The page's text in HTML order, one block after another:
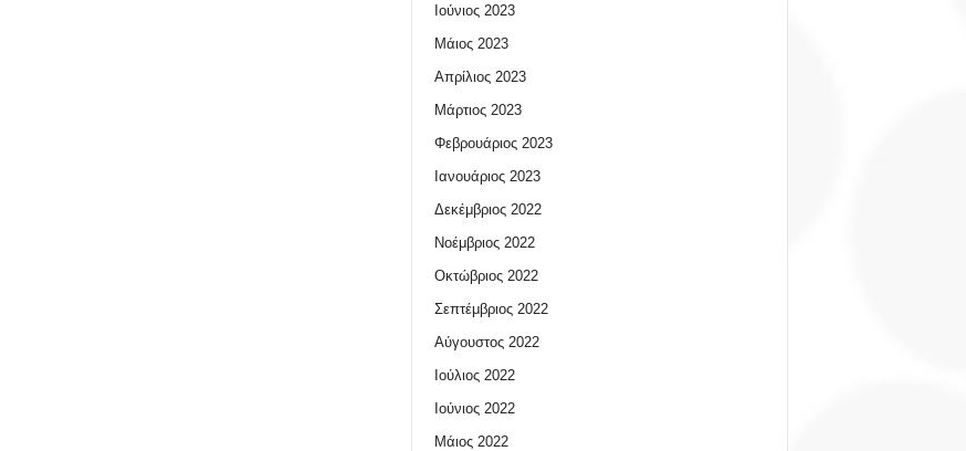
Ιούνιος 2023
Μάιος 2023
Απρίλιος 2023
Μάρτιος 2023
Φεβρουάριος 2023
Ιανουάριος 2023
Δεκέμβριος 2022
Νοέμβριος 2022
Οκτώβριος 2022
Σεπτέμβριος 2022
Αύγουστος 2022
Ιούλιος 2022
Ιούνιος 2022
Μάιος 2022